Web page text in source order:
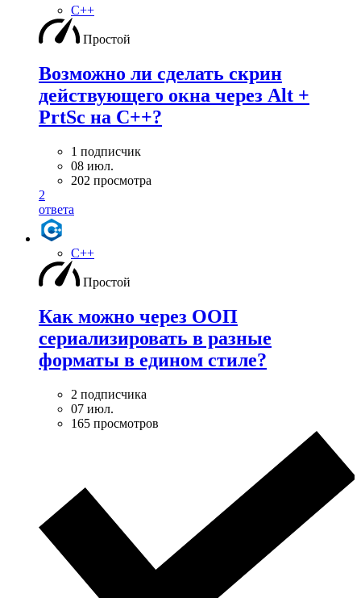
C++
Простой
Возможно ли сделать скрин
действующего окна через Alt +
PrtSc на С++?
1 подписчик
08 июл.
202 просмотра
2
ответа
C++
Простой
Как можно через ООП
сериализировать в разные
форматы в едином стиле?
2 подписчика
07 июл.
165 просмотров